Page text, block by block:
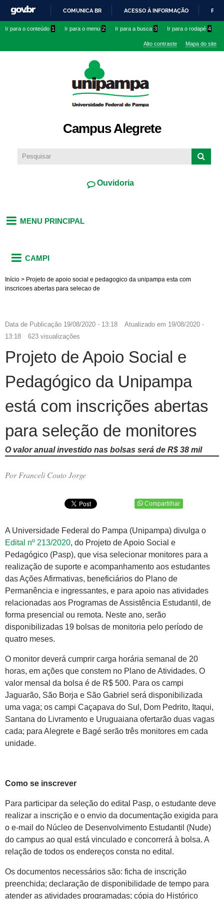
conteúdo
IR
O
COMUNICA BR ACESSO À INFORMAÇÃO
Ir para o conteúdo 1 Ir para o menu 2 Ir para a busca 3 Ir para o rodapé 4
Alto contraste Mapa do site
Campus Alegrete
Ouvidoria
MENU PRINCIPAL
CAMPI
Início > Projeto de apoio social e pedagogico da unipampa esta com
inscricoes abertas para selecao de
Data de Publicação 19/08/2020 - 13:18 Atualizado em 19/08/2020 -
13:18
623 visualizações
Projeto de Apoio Social e
Pedagógico da Unipampa
está com inscrições abertas
para seleção de monitores
O valor anual investido nas bolsas será de R$ 38 mil
Por Franceli Couto Jorge
Compartilhar
A Universidade Federal do Pampa (Unipampa) divulga o
Edital nº 213/2020, do Projeto de Apoio Social e
Pedagógico (Pasp), que visa selecionar monitores para a
realização de suporte e acompanhamento aos estudantes
das Ações Afirmativas, beneficiários do Plano de
Permanência e ingressantes, e para apoio nas atividades
relacionadas aos Programas de Assistência Estudantil, de
forma presencial ou remota. Neste ano, serão
disponibilizadas 19 bolsas de monitoria pelo período de
quatro meses.
O monitor deverá cumprir carga horária semanal de 20
horas, em ações que constem no Plano de Atividades. O
valor mensal da bolsa é de R$ 500. Para os campi
Jaguarão, São Borja e São Gabriel será disponibilizada
uma vaga; os campi Caçapava do Sul, Dom Pedrito, Itaqui,
Santana do Livramento e Uruguaiana ofertarão duas vagas
cada; para Alegrete e Bagé serão três monitores em cada
unidade.
Como se inscrever
Para participar da seleção do edital Pasp, o estudante deve
realizar a inscrição e o envio da documentação exigida para
o e-mail do Núcleo de Desenvolvimento Estudantil (Nude)
do campus ao qual está vinculado e concorrerá à bolsa. A
relação de todos os endereços consta no edital.
Os documentos necessários são: ficha de inscrição
preenchida; declaração de disponibilidade de tempo para
atender as atividades programadas; cópia do Histórico